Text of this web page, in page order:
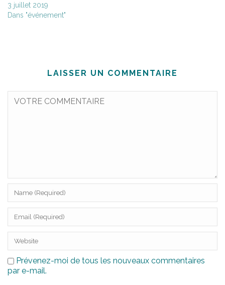
3 juillet 2019
Dans "événement"
LAISSER UN COMMENTAIRE
Prévenez-moi de tous les nouveaux commentaires
par e-mail.